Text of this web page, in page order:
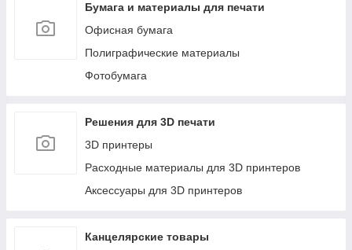
Бумага и материалы для печати
Офисная бумага
Полиграфические материалы
Фотобумага
Решения для 3D печати
3D принтеры
Расходные материалы для 3D принтеров
Аксессуары для 3D принтеров
Канцелярские товары